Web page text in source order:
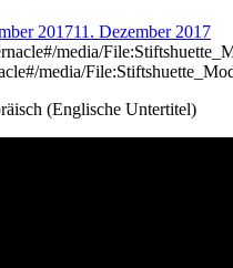
201711. Dezember 2017
media/
(Englische Untertitel)